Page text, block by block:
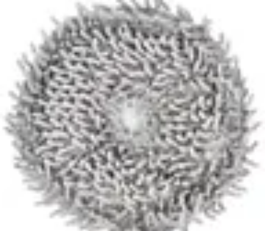
Optimise Mon Argent
Budget et ÉpargneÉpargneÉpargne et
InvestissementsEpargne et Budget
Optimise Mon Argent